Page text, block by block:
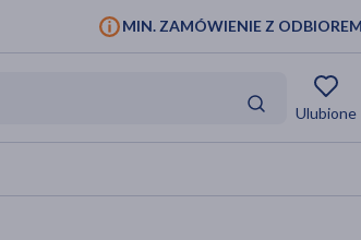
MIN. ZAMÓWIENIE Z
Ulubione